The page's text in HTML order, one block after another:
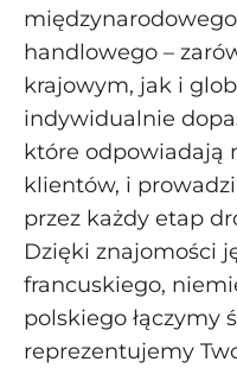
handlowego –
krajowym, jak i
indywidualnie
które odpowiadają
klientów, i
przez każdy etap
Dzięki znajomości
francuskiego,
polskiego łączymy
reprezentujemy